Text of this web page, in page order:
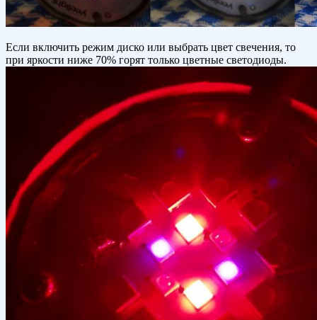
Если включить режим диско или выбрать цвет свечения, то
при яркости ниже 70% горят только цветные светодиоды.